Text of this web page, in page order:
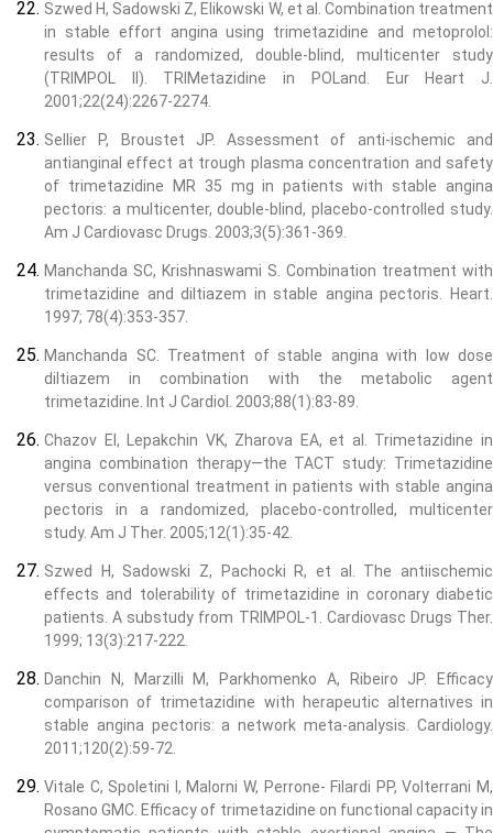
Szwed H, Sadowski Z, Elikowski W, et al. Combination treatment
in stable effort angina using trimetazidine and metoprolol:
results of a randomized, double-blind, multicenter study
(TRIMPOL II). TRIMetazidine in POLand. Eur Heart J.
2001;22(24):2267-2274.
Sellier P, Broustet JP. Assessment of anti-ischemic and
antianginal effect at trough plasma concentration and safety
of trimetazidine MR 35 mg in patients with stable angina
pectoris: a multicenter, double-blind, placebo-controlled study.
Am J Cardiovasc Drugs. 2003;3(5):361-369.
Manchanda SC, Krishnaswami S. Combination treatment with
trimetazidine and diltiazem in stable angina pectoris. Heart.
1997; 78(4):353-357.
Manchanda SC. Treatment of stable angina with low dose
diltiazem in combination with the metabolic agent
trimetazidine. Int J Cardiol. 2003;88(1):83-89.
Chazov EI, Lepakchin VK, Zharova EA, et al. Trimetazidine in
angina combination therapy—the TACT study: Trimetazidine
versus conventional treatment in patients with stable angina
pectoris in a randomized, placebo-controlled, multicenter
study. Am J Ther. 2005;12(1):35-42.
Szwed H, Sadowski Z, Pachocki R, et al. The antiischemic
effects and tolerability of trimetazidine in coronary diabetic
patients. A substudy from TRIMPOL-1. Cardiovasc Drugs Ther.
1999; 13(3):217-222.
Danchin N, Marzilli M, Parkhomenko A, Ribeiro JP. Efficacy
comparison of trimetazidine with herapeutic alternatives in
stable angina pectoris: a network meta-analysis. Cardiology.
2011;120(2):59-72.
Vitale C, Spoletini I, Malorni W, Perrone- Filardi PP, Volterrani M,
Rosano GMC. Efficacy of trimetazidine on functional capacity in